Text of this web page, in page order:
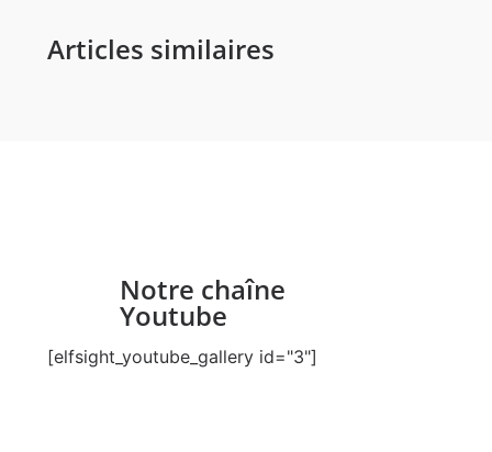
Articles similaires
Notre chaîne
Youtube
[elfsight_youtube_gallery id="3"]